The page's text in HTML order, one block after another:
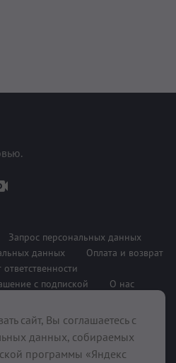
Запрос персональных данных
данных
Оплата и возврат
ответственности
с подпиской О нас
сайт, Вы соглашаетесь с
данных, собираемых
программы «Яндекс